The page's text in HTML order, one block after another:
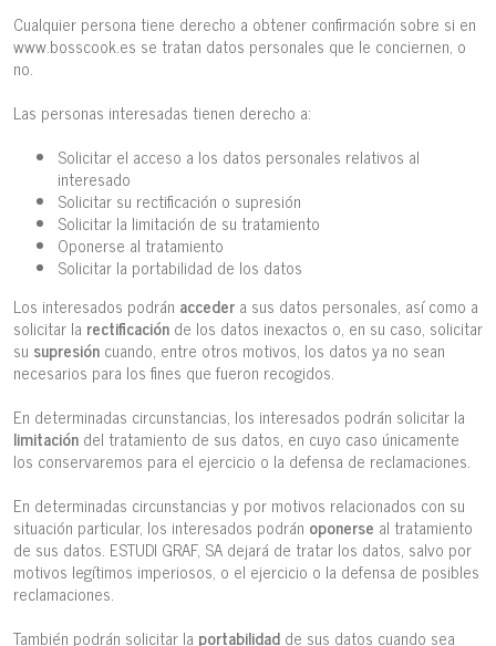
Cualquier persona tiene derecho a obtener confirmación sobre si en
www.bosscook.es se tratan datos personales que le conciernen, o
no.
Las personas interesadas tienen derecho a:
Solicitar el acceso a los datos personales relativos al
interesado
Solicitar su rectificación o supresión
Solicitar la limitación de su tratamiento
Oponerse al tratamiento
Solicitar la portabilidad de los datos
Los interesados podrán acceder a sus datos personales, así como a
solicitar la rectificación de los datos inexactos o, en su caso, solicitar
su supresión cuando, entre otros motivos, los datos ya no sean
necesarios para los fines que fueron recogidos.
En determinadas circunstancias, los interesados podrán solicitar la
limitación del tratamiento de sus datos, en cuyo caso únicamente
los conservaremos para el ejercicio o la defensa de reclamaciones.
En determinadas circunstancias y por motivos relacionados con su
situación particular, los interesados podrán oponerse al tratamiento
de sus datos. ESTUDI GRAF, SA dejará de tratar los datos, salvo por
motivos legítimos imperiosos, o el ejercicio o la defensa de posibles
reclamaciones.
También podrán solicitar la portabilidad de sus datos cuando sea